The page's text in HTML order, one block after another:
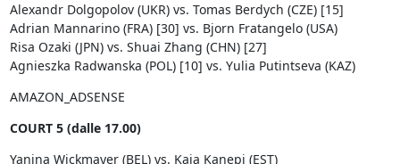
Alexandr Dolgopolov (UKR) vs. Tomas Berdych (CZE) [15]
Adrian Mannarino (FRA) [30] vs. Bjorn Fratangelo (USA)
Risa Ozaki (JPN) vs. Shuai Zhang (CHN) [27]
Agnieszka Radwanska (POL) [10] vs. Yulia Putintseva (KAZ)
AMAZON_ADSENSE
COURT 5 (dalle 17.00)
Yanina Wickmayer (BEL) vs. Kaia Kanepi (EST)